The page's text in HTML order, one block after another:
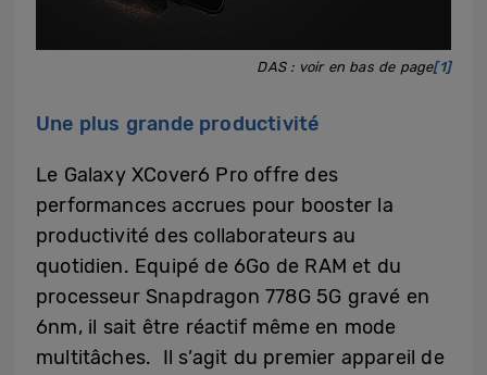
DAS : voir en bas de page[1]
Une plus grande productivité
Le Galaxy XCover6 Pro offre des
performances accrues pour booster la
productivité des collaborateurs au
quotidien. Equipé de 6Go de RAM et du
processeur Snapdragon 778G 5G gravé en
6nm, il sait être réactif même en mode
multitâches. Il s’agit du premier appareil de